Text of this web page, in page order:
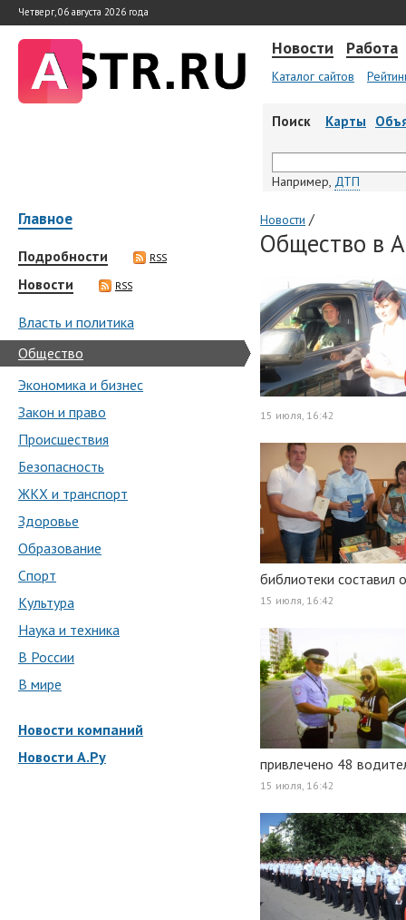
Четверг, 06 августа 2026 года
Новости Работа
Каталог сайтов
Поиск Карты
Например, ДТП
Главное
Подробности RSS
Новости RSS
Власть и политика
Общество
Экономика и бизнес
Закон и право
Происшествия
Безопасность
ЖКХ и транспорт
Здоровье
Образование
Спорт
Культура
Наука и техника
В России
В мире
Новости компаний
Новости А.Ру
Новости /
Общество в
15 июля, 16:42
библиотеки составил
15 июля, 16:42
привлечено 48
15 июля, 16:42